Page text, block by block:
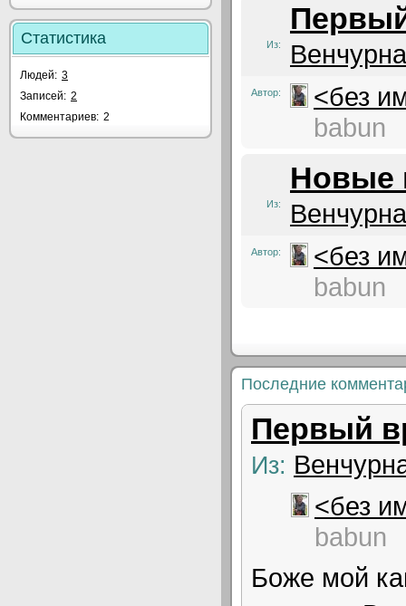
Статистика
Людей: 3
Записей: 2
Комментариев: 2
Из:
Автор:
<без
babun
Новые
Из:
Автор:
<без
babun
Последние
Первый
Из:
<без
babun
Боже мой